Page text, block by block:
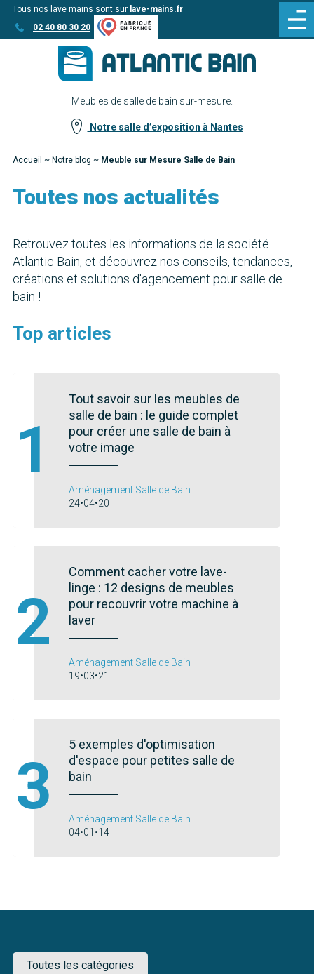
Aller
au
Aller au
contenu
Tous nos lave mains sont sur lave-mains.fr
02 40 80 30 20
Meubles de salle de bain sur-mesure.
Notre salle d’exposition à Nantes
Accueil ~ Notre blog ~ Meuble sur Mesure Salle de Bain
Toutes nos actualités
Retrouvez toutes les informations de la société
Atlantic Bain, et découvrez nos conseils, tendances,
créations et solutions d'agencement pour salle de
bain !
Top articles
1
Tout savoir sur les meubles de
salle de bain : le guide complet
pour créer une salle de bain à
votre image
Aménagement Salle de Bain
24•04•20
2
Comment cacher votre lave-
linge : 12 designs de meubles
pour recouvrir votre machine à
laver
Aménagement Salle de Bain
19•03•21
3
5 exemples d'optimisation
d'espace pour petites salle de
bain
Aménagement Salle de Bain
04•01•14
Toutes les catégories